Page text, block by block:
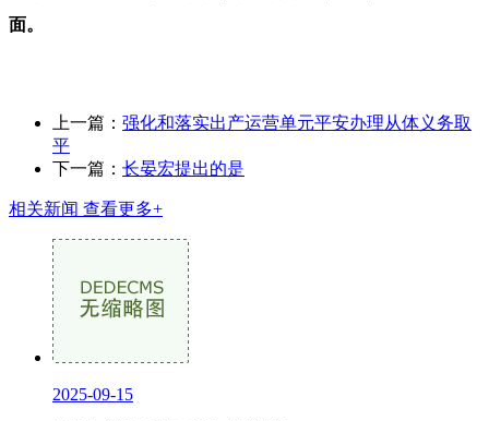
面。
上一篇： 强化和落实出产运营单元平安办理从体义务取
平
下一篇： 长晏宏提出的是
相关新闻 查看更多+
2025-09-15